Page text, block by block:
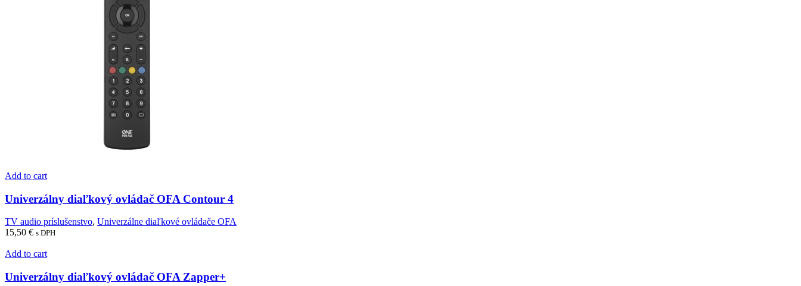
Add to cart
Univerzálny diaľkový ovládač OFA Contour 4
TV audio príslušenstvo, Univerzálne diaľkové ovládače OFA
15,50 € s DPH
Add to cart
Univerzálny diaľkový ovládač OFA Zapper+